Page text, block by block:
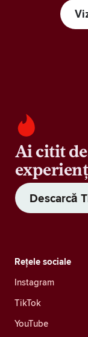
Ai citit
Descarcă
Rețele sociale
Instagram
TikTok
YouTube